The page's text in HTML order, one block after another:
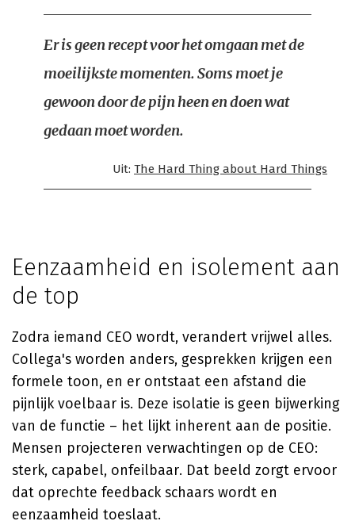
Er is geen recept voor het omgaan met de
moeilijkste momenten. Soms moet je
gewoon door de pijn heen en doen wat
gedaan moet worden.
Uit: The Hard Thing about Hard Things
Eenzaamheid en isolement aan
de top
Zodra iemand CEO wordt, verandert vrijwel alles.
Collega's worden anders, gesprekken krijgen een
formele toon, en er ontstaat een afstand die
pijnlijk voelbaar is. Deze isolatie is geen bijwerking
van de functie – het lijkt inherent aan de positie.
Mensen projecteren verwachtingen op de CEO:
sterk, capabel, onfeilbaar. Dat beeld zorgt ervoor
dat oprechte feedback schaars wordt en
eenzaamheid toeslaat.